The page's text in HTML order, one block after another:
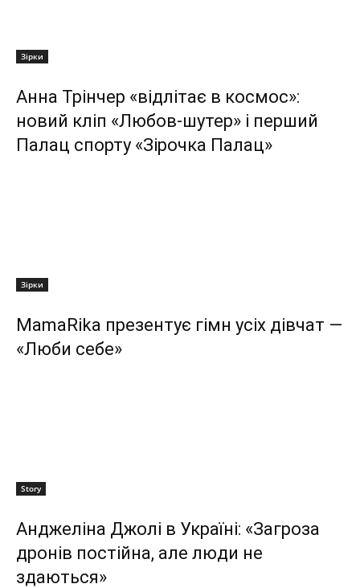
Зірки
Анна Трінчер «відлітає в космос»:
новий кліп «Любов-шутер» і перший
Палац спорту «Зірочка Палац»
Зірки
MamaRika презентує гімн усіх дівчат —
«Люби себе»
Story
Анджеліна Джолі в Україні: «Загроза
дронів постійна, але люди не
здаються»